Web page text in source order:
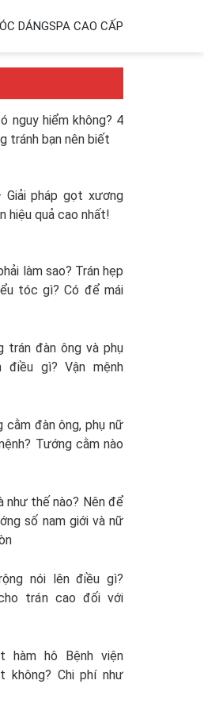
DÁNGSPA CAO CẤP
nguy hiểm không? 4
tránh bạn nên biết
pháp gọt xương
hiệu quả cao nhất!
làm sao? Trán hẹp
tóc gì? Có để mái
trán đàn ông và phụ
điều gì? Vận mệnh
cằm đàn ông, phụ nữ
Tướng cằm nào
như thế nào? Nên để
số nam giới và nữ
nói lên điều gì?
trán cao đối với
hàm hô Bệnh viện
không? Chi phí như